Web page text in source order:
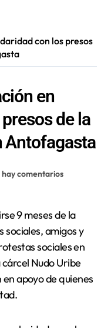
con los presos
en
de la
Antofagasta
hay comentarios
sociales, amigos y
sociales en
Nudo Uribe
apoyo de quienes